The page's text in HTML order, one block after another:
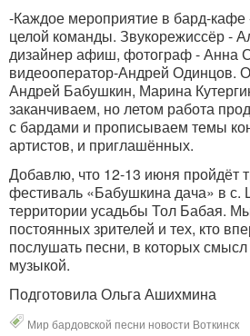
-Каждое мероприятие в бард-кафе
целой команды. Звукорежиссёр -
дизайнер афиш, фотограф - Анна
видеооператор-Андрей Одинцов.
Андрей Бабушкин, Марина
заканчиваем, но летом работа
с бардами и прописываем темы
артистов, и приглашённых.
Добавлю, что 12-13 июня пройдёт
фестиваль «Бабушкина дача» в с.
территории усадьбы Тол Бабая.
постоянных зрителей и тех, кто
послушать песни, в которых
музыкой.
Подготовила Ольга Ашихмина
Мир бардовской песни новости Воткинск